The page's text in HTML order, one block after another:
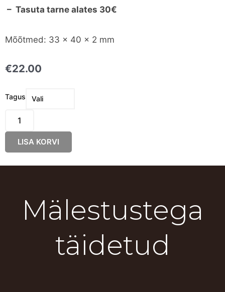
– Tasuta tarne alates 30€
Mõõtmed: 33 x 40 x 2 mm
€22.00
Tagus
Mere
Kuusnurk
kogusLISA KORVI
Mälestustega
täidetud